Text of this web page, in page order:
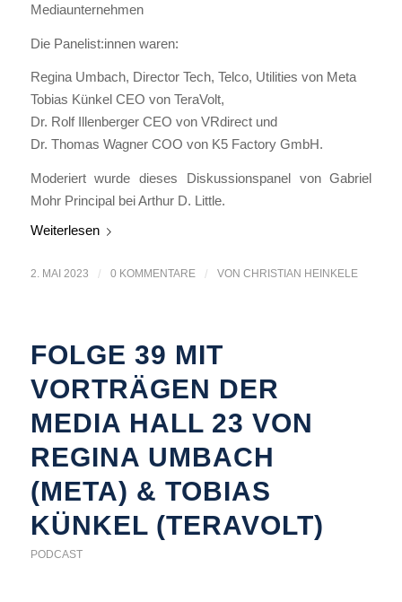
Mediaunternehmen
Die Panelist:innen waren:
Regina Umbach, Director Tech, Telco, Utilities von Meta
Tobias Künkel CEO von TeraVolt,
Dr. Rolf Illenberger CEO von VRdirect und
Dr. Thomas Wagner COO von K5 Factory GmbH.
Moderiert wurde dieses Diskussionspanel von Gabriel
Mohr Principal bei Arthur D. Little.
Weiterlesen
2. MAI 2023 / 0 KOMMENTARE / VON CHRISTIAN HEINKELE
FOLGE 39 MIT
VORTRÄGEN DER
MEDIA HALL 23 VON
REGINA UMBACH
(META) & TOBIAS
KÜNKEL (TERAVOLT)
PODCAST